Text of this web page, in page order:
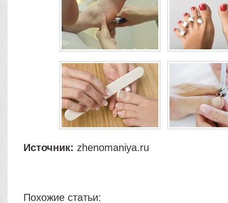
Источник: zhenomaniya.ru
Похожие статьи: